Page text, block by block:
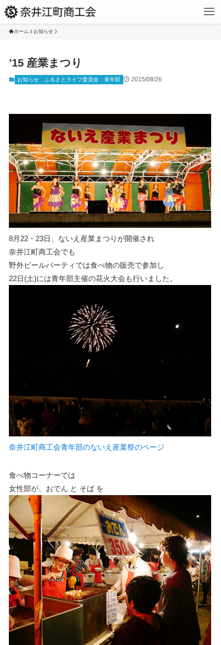
ホーム お知らせ
’15 産業まつり
お知らせ ふるさとライフ委員会 青年部 2015/08/26
8月22・23日、ないえ産業まつりが開催され
奈井江町商工会でも
野外ビールパーティでは食べ物の販売で参加し
22日(土)には青年部主催の花火大会も行いました。
奈井江町商工会青年部のないえ産業祭のページ
食べ物コーナーでは
女性部が、おでん と そば を